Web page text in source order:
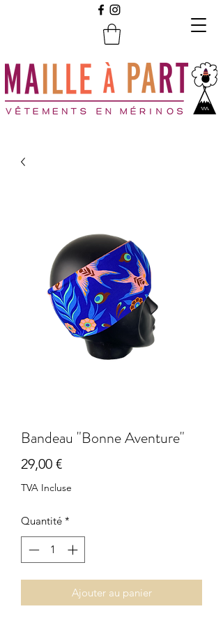
Bandeau "Bonne Aventure"
29,00 €Prix
TVA Incluse
Quantité *
Ajouter au panier